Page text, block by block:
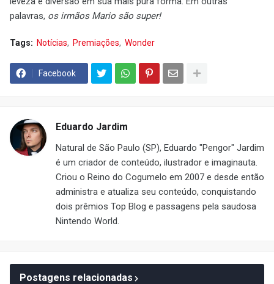
palavras, os irmãos Mario são super!
Tags: Notícias Premiações Wonder
Facebook
Eduardo Jardim
Natural de São Paulo (SP), Eduardo "Pengor" Jardim
é um criador de conteúdo, ilustrador e imaginauta.
Criou o Reino do Cogumelo em 2007 e desde então
administra e atualiza seu conteúdo, conquistando
dois prêmios Top Blog e passagens pela saudosa
Nintendo World.
Postagens relacionadas